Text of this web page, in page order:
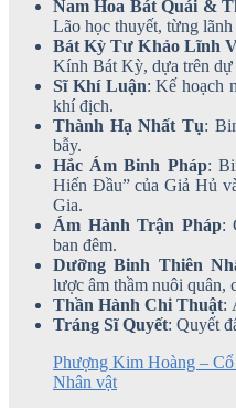
Nam Hoa Bát Quái &
Lão học thuyết, từng
Bát Kỳ Tư Khảo Lĩnh
Kính Bát Kỳ, dựa trên dự
Sĩ Khí Luận: Kế hoạch
khí địch.
Thành Hạ Nhất Tụ:
bẫy.
Hắc Ám Binh Pháp:
Hiến Đầu” của Giả Hủ
Gia.
Ám Hành Trận Pháp:
ban đêm.
Dưỡng Binh Thiên
lược âm thầm nuôi quân,
Thần Hành Chi Thuật:
Tráng Sĩ Quyết: Quyết
Phượng Kim Hoàng –
Nhân vật